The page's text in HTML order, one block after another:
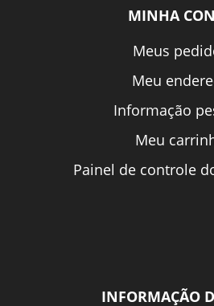
MINHA
Meus
Meu
Informação
Meu
Painel de controle
INFORMAÇÃO